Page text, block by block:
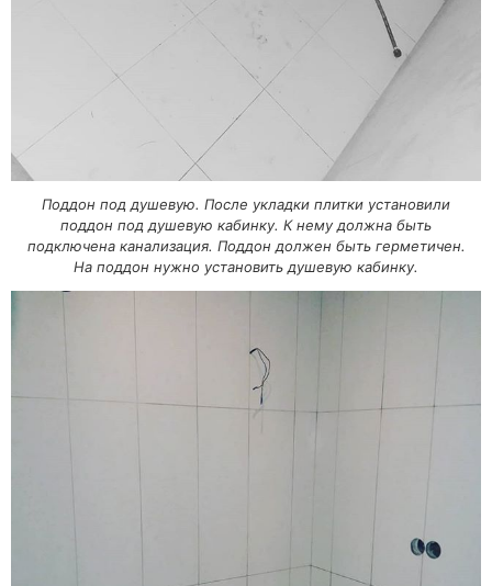
Поддон под душевую. После укладки плитки установили
поддон под душевую кабинку. К нему должна быть
подключена канализация. Поддон должен быть герметичен.
На поддон нужно установить душевую кабинку.